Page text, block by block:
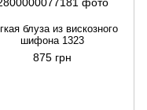
блуза из вискозного
шифона 1323
875 грн